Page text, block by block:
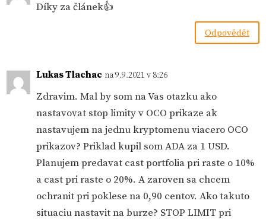
Díky za článek👍
Odpovědět
Lukas Tlachac na 9.9.2021 v 8:26
Zdravim. Mal by som na Vas otazku ako
nastavovat stop limity v OCO prikaze ak
nastavujem na jednu kryptomenu viacero OCO
prikazov? Priklad kupil som ADA za 1 USD.
Planujem predavat cast portfolia pri raste o 10%
a cast pri raste o 20%. A zaroven sa chcem
ochranit pri poklese na 0,90 centov. Ako takuto
situaciu nastavit na burze? STOP LIMIT pri